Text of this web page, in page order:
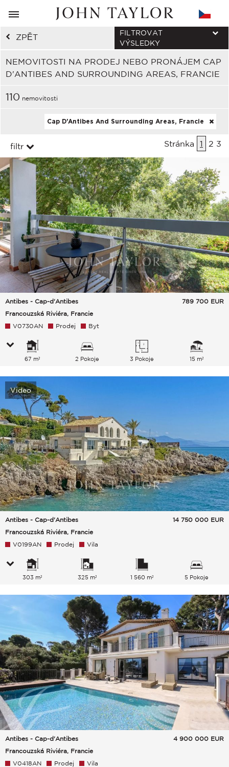
ZPĚT
NEMOVITOSTI NA PRODEJ NEBO PRONÁJEM CAP
D'ANTIBES AND SURROUNDING AREAS, FRANCIE
FILTROVAT
VÝSLEDKY
110 nemovitosti
Cap D'Antibes And Surrounding Areas, Francie
filtr Stránka 1 2 3
Antibes - Cap-d'Antibes
Francouzská Riviéra, Francie
789 700 EUR
V0730AN Prodej Byt
67 m² 2 Pokoje 3 Pokoje 15 m²
Video
Antibes - Cap-d'Antibes
Francouzská Riviéra, Francie
14 750 000 EUR
V0199AN Prodej Vila
303 m² 325 m² 1 560 m² 5 Pokoje
Antibes - Cap-d'Antibes
Francouzská Riviéra, Francie
4 900 000 EUR
V0418AN Prodej Vila